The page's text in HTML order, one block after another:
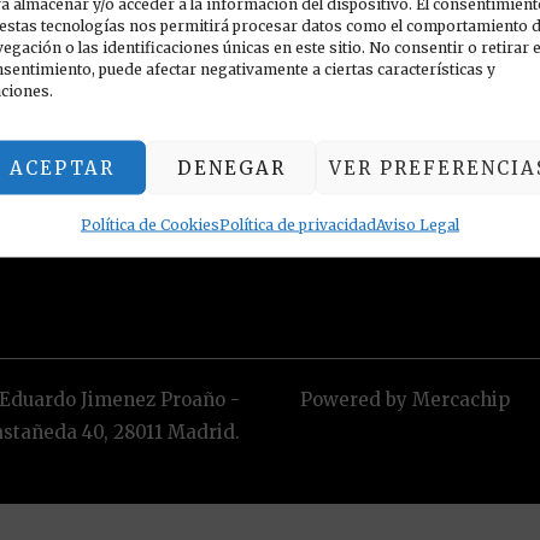
almacenar y/o acceder a la información del dispositivo. El
tecnologías nos permitirá procesar datos como el comportamiento
o las identificaciones únicas en este sitio. No consentir o retirar
puede afectar negativamente a ciertas características y
ACEPTAR DENEGAR VER
Política de CookiesPolítica de privacidadAviso Legal
Mercachip, Calle Huerta
Castañeda, 40 - Madrid
Email:
Llámanos
601 014 686 - 912 553 291
Jimenez Proaño -
40, 28011 Madrid.
Powered by Mercachip